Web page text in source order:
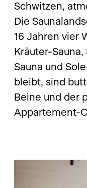
Schwitzen,
Die
16 Jahren vier
Kräuter-
Sauna und
bleibt, sind
Beine und der
Appartement-